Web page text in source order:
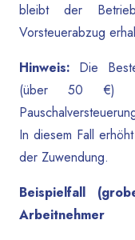
bleibt der
Vorsteuerabzug
Hinweis: Die
(über 50 €)
In diesem Fall
der Zuwendung.
Beispielfall
Arbeitnehmer